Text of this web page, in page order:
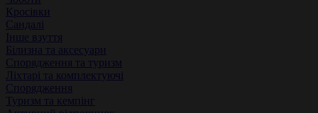
Кросівки
Сандалі
Інше взуття
Білизна та аксесуари
Спорядження та туризм
Ліхтарі та комплектуючі
Спорядження
Туризм та кемпінг